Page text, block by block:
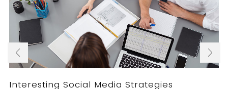
Interesting Social Media Strategies